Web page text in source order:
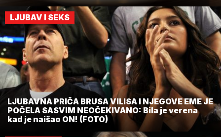
LJUBAV I SEKS
LJUBAVNA PRIČA BRUSA VILISA I NJEGOVE EME JE
POČELA SASVIM NEOČEKIVANO: Bila je verena
kad je naišao ON! (FOTO)